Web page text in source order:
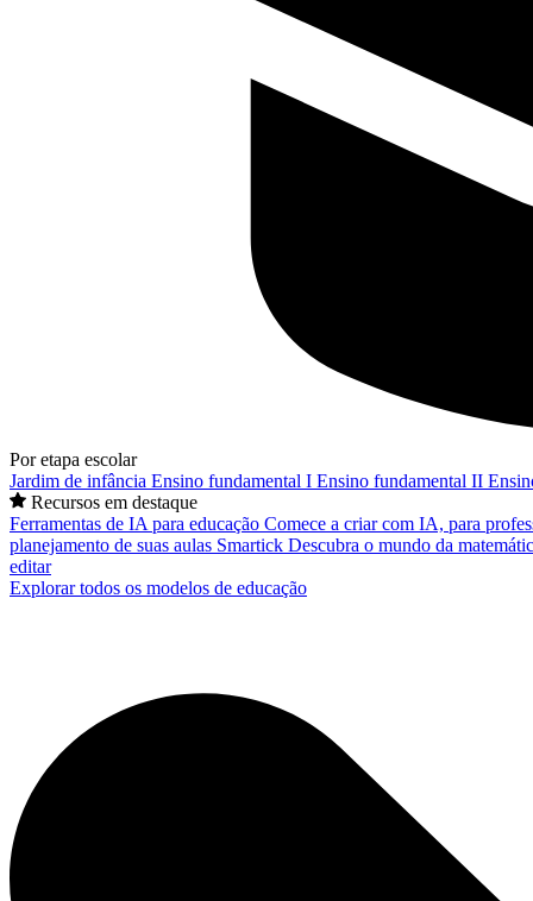
Por etapa escolar
Jardim de infância Ensino fundamental I Ensino fundamental II
Recursos em destaque
Ferramentas de IA para educação Comece a criar com IA, para
planejamento de suas aulas Smartick Descubra o mundo da
editar
Explorar todos os modelos de educação